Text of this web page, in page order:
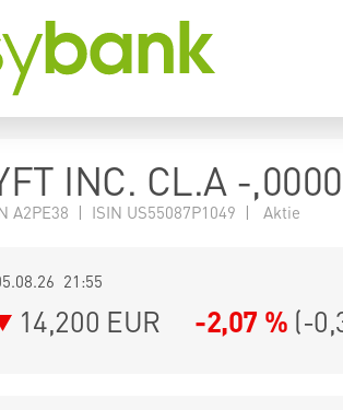
INC. CL.A -
A2PE38 | ISIN US55087P1049 | Aktie
21:55
14,200 EUR -2,07 % (-